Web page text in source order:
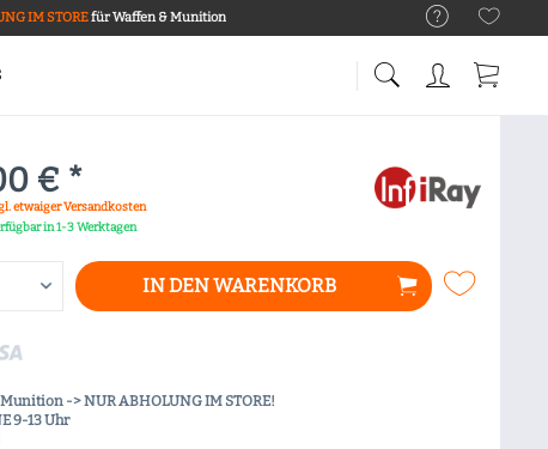
IM STOREfür Waffen & Munition
€ *
etwaiger Versandkosten
in 1-3 Werktagen
IN DENWARENKORB
-> NUR ABHOLUNG IM STORE!
9-13 Uhr